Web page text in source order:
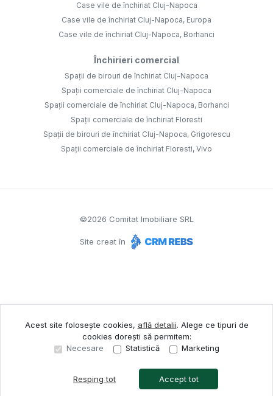
Case vile de închiriat Cluj-Napoca
Case vile de închiriat Cluj-Napoca, Europa
Case vile de închiriat Cluj-Napoca, Borhanci
Închirieri comercial
Spații de birouri de închiriat Cluj-Napoca
Spații comerciale de închiriat Cluj-Napoca
Spații comerciale de închiriat Cluj-Napoca, Borhanci
Spații comerciale de închiriat Floresti
Spații de birouri de închiriat Cluj-Napoca, Grigorescu
Spații comerciale de închiriat Floresti, Vivo
©2026 Comitat Imobiliare SRL
Site creat în
Acest site folosește cookies, află detalii. Alege ce tipuri de
cookies dorești să permitem:
Necesare
Statistică Marketing
Resping tot Accept tot